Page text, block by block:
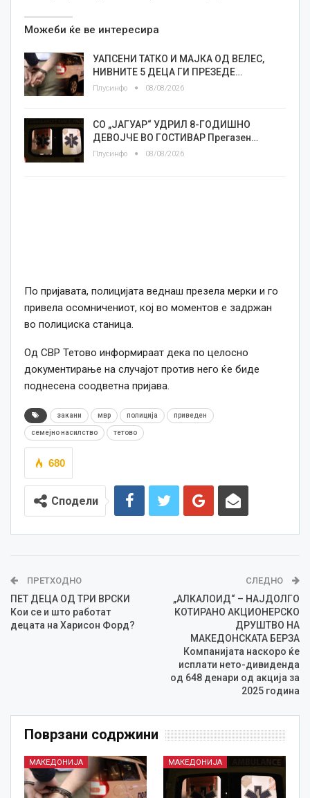
Можеби ќе ве интересира
УАПСЕНИ ТАТКО И МАЈКА ОД ВЕЛЕС,
НИВНИТЕ 5 ДЕЦА ГИ ПРЕЗЕДЕ…
Плусинфо 08/08/2026
СО „ЈАГУАР“ УДРИЛ 8-ГОДИШНО
ДЕВОЈЧЕ ВО ГОСТИВАР Прегазен…
Плусинфо 08/08/2026
По пријавата, полицијата веднаш презела мерки и го
привела осомничениот, кој во моментов е задржан
во полициска станица.
Од СВР Тетово информираат дека по целосно
документирање на случајот против него ќе биде
поднесена соодветна пријава.
закани мвр полиција приведен
семејно насилство тетово
680
Сподели
ПРЕТХОДНО
ПЕТ ДЕЦА ОД ТРИ ВРСКИ
Кои се и што работат
децата на Харисон Форд?
СЛЕДНО
„АЛКАЛОИД“ – НАЈДОЛГО
КОТИРАНО АКЦИОНЕРСКО
ДРУШТВО НА
МАКЕДОНСКАТА БЕРЗА
Компанијата наскоро ќе
исплати нето-дивиденда
од 648 денари од акција за
2025 година
Поврзани содржини
МАКЕДОНИЈА МАКЕДОНИЈА